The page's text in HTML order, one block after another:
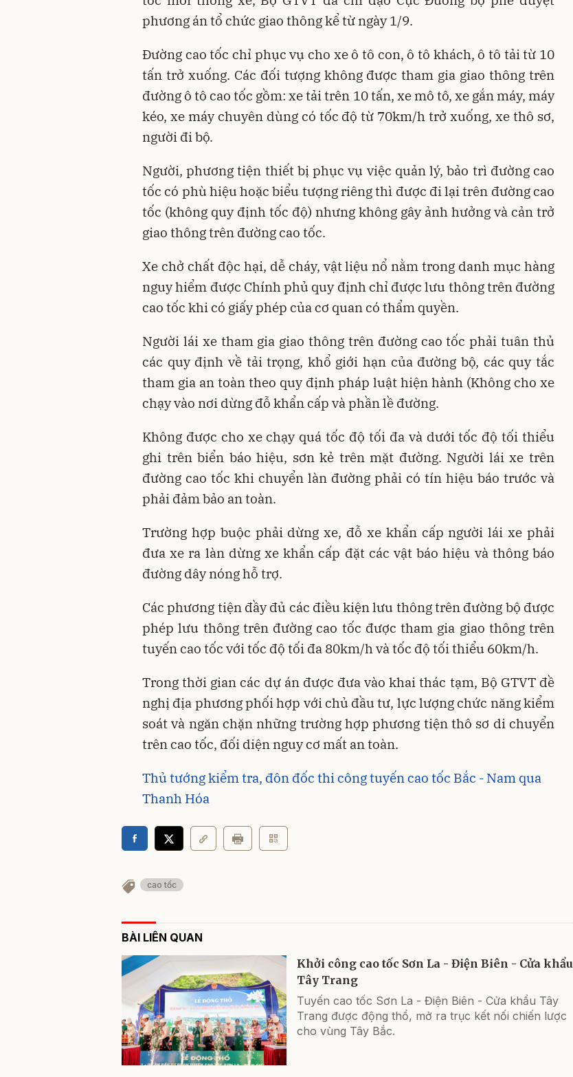
phương án tổ chức giao thông kể từ ngày 1/9.
Đường cao tốc chỉ phục vụ cho xe ô tô con, ô tô khách, ô tô tải từ 10
tấn trở xuống. Các đối tượng không được tham gia giao thông trên
đường ô tô cao tốc gồm: xe tải trên 10 tấn, xe mô tô, xe gắn máy, máy
kéo, xe máy chuyên dùng có tốc độ từ 70km/h trở xuống, xe thô sơ,
người đi bộ.
Người, phương tiện thiết bị phục vụ việc quản lý, bảo trì đường cao
tốc có phù hiệu hoặc biểu tượng riêng thì được đi lại trên đường cao
tốc (không quy định tốc độ) nhưng không gây ảnh hưởng và cản trở
giao thông trên đường cao tốc.
Xe chở chất độc hại, dễ cháy, vật liệu nổ nằm trong danh mục hàng
nguy hiểm được Chính phủ quy định chỉ được lưu thông trên đường
cao tốc khi có giấy phép của cơ quan có thẩm quyền.
Người lái xe tham gia giao thông trên đường cao tốc phải tuân thủ
các quy định về tải trọng, khổ giới hạn của đường bộ, các quy tắc
tham gia an toàn theo quy định pháp luật hiện hành (Không cho xe
chạy vào nơi dừng đỗ khẩn cấp và phần lề đường.
Không được cho xe chạy quá tốc độ tối đa và dưới tốc độ tối thiểu
ghi trên biển báo hiệu, sơn kẻ trên mặt đường. Người lái xe trên
đường cao tốc khi chuyển làn đường phải có tín hiệu báo trước và
phải đảm bảo an toàn.
Trường hợp buộc phải dừng xe, đỗ xe khẩn cấp người lái xe phải
đưa xe ra làn dừng xe khẩn cấp đặt các vật báo hiệu và thông báo
đường dây nóng hỗ trợ.
Các phương tiện đầy đủ các điều kiện lưu thông trên đường bộ được
phép lưu thông trên đường cao tốc được tham gia giao thông trên
tuyến cao tốc với tốc độ tối đa 80km/h và tốc độ tối thiểu 60km/h.
Trong thời gian các dự án được đưa vào khai thác tạm, Bộ GTVT đề
nghị địa phương phối hợp với chủ đầu tư, lực lượng chức năng kiểm
soát và ngăn chặn những trường hợp phương tiện thô sơ di chuyển
trên cao tốc, đối diện nguy cơ mất an toàn.
Thủ tướng kiểm tra, đôn đốc thi công tuyến cao tốc Bắc - Nam qua
Thanh Hóa
cao tốc
BÀI LIÊN QUAN
Khởi công cao tốc Sơn La - Điện Biên - Cửa khẩu
Tây Trang
Tuyến cao tốc Sơn La - Điện Biên - Cửa khẩu Tây
Trang được động thổ, mở ra trục kết nối chiến lược
cho vùng Tây Bắc.